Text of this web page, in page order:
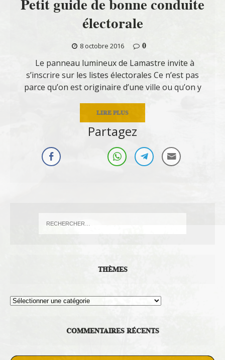
Petit guide de bonne conduite
électorale
8 octobre 2016
0
Le panneau lumineux de Lamastre invite à
s’inscrire sur les listes électorales Ce n’est pas
parce qu’on est originaire d’une ville ou qu’on y
LIRE PLUS
Partagez
THÈMES
Thèmes
COMMENTAIRES RÉCENTS